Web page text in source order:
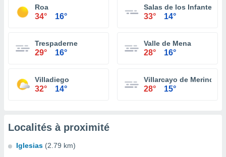
Roa
34° 16°
Salas de los Infantes
33° 14°
Trespaderne
29° 16°
Valle de Mena
28° 16°
Villadiego
32° 14°
Villarcayo de Merindad
28° 15°
Localités à proximité
Iglesias (2.79 km)